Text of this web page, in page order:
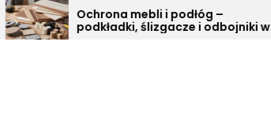
Ochrona mebli i podłóg –
podkładki, ślizgacze i odbojniki w
aranżacji wnętrz